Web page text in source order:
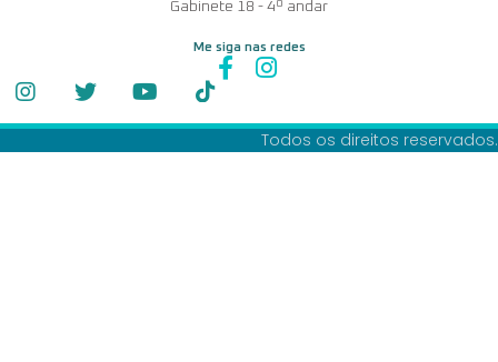
Gabinete 18 - 4º andar
Me siga nas redes
Todos os direitos reservados.